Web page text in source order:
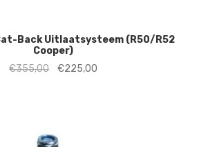
Back Uitlaatsysteem (R50/R52
Cooper)
€355,00
Oorspronkelijke
€225,00Huidige